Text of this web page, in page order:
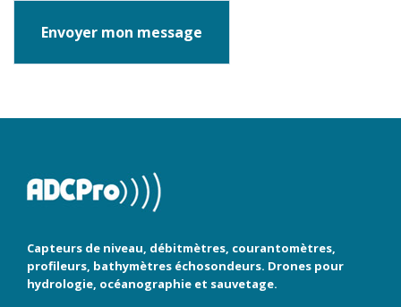
Capteurs de niveau, débitmètres, courantomètres,
profileurs, bathymètres échosondeurs. Drones pour
hydrologie, océanographie et sauvetage.